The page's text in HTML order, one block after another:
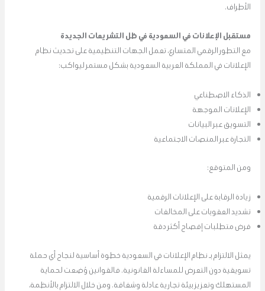
الأطراف.
مستقبل الإعلانات في السعودية في ظل التشريعات الجديدة
مع التطور الرقمي المتسارع، تعمل الجهات التنظيمية على تحديث نظام
الإعلانات في المملكة العربية السعودية بشكل مستمر ليواكب:
الذكاء الاصطناعي
الإعلانات الموجهة
التسويق عبر البيانات
التجارة عبر المنصات الاجتماعية
ومن المتوقع:
زيادة الرقابة على الإعلانات الرقمية
تشديد العقوبات على المخالفات
فرض متطلبات إفصاح أكثر دقة
يمثل الالتزام بـ نظام الإعلانات في السعودية خطوة أساسية لنجاح أي حملة
تسويقية دون التعرض للمساءلة القانونية. فالقوانين وُضعت لحماية
المستهلك وتعزيز بيئة تجارية عادلة وشفافة. ومن خلال الالتزام بالأنظمة،